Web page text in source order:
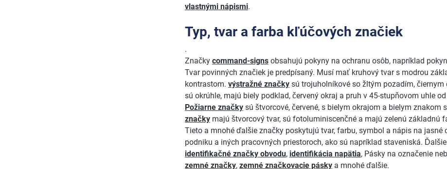
vlastnými nápismi.
Typ, tvar a farba kľúčových značiek
.
Značky command-signs obsahujú pokyny na ochranu osôb, napríklad
Tvar povinných značiek je predpísaný. Musí mať kruhový tvar s modrou
kontrastom. výstražné značky sú trojuholníkové so žltým pozadím,
sú okrúhle, majú biely podklad, červený okraj a pruh v 45-stupňovom uhle
Požiarne značky sú štvorcové, červené, s bielym okrajom a bielym znakom
značky majú štvorcový tvar, sú fotoluminiscenčné a majú zelenú základnú
Tieto a mnohé ďalšie značky poskytujú tvar, farbu, symbol a nápis na jasné
podniku a iných pracovných priestoroch, ako sú napríklad staveniská.
identifikačné značky obvodu, identifikácia napätia, Pásky na označenie
zemné značky, zemné značkovacie pásky a mnohé ďalšie.